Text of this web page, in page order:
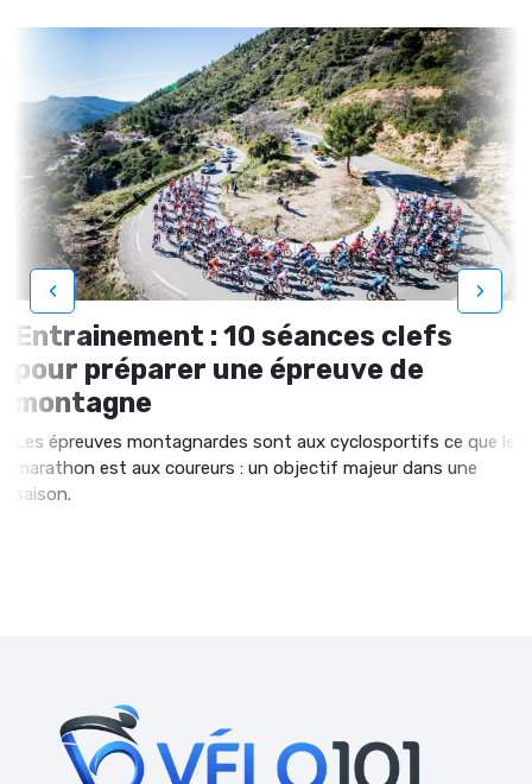
Entrainement : 10 séances clefs
pour préparer une épreuve de
montagne
Les épreuves montagnardes sont aux cyclosportifs ce que le
marathon est aux coureurs : un objectif majeur dans une
saison.
‹ ›